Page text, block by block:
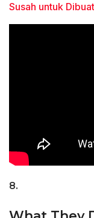
Susah untuk Dibuat
8.